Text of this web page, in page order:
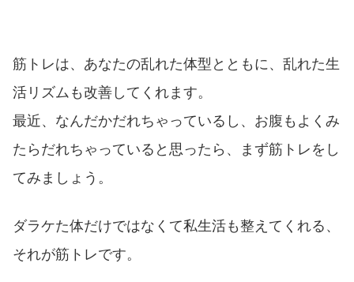
筋トレは、あなたの乱れた体型とともに、乱れた生
活リズムも改善してくれます。
最近、なんだかだれちゃっているし、お腹もよくみ
たらだれちゃっていると思ったら、まず筋トレをし
てみましょう。
ダラケた体だけではなくて私生活も整えてくれる、
それが筋トレです。